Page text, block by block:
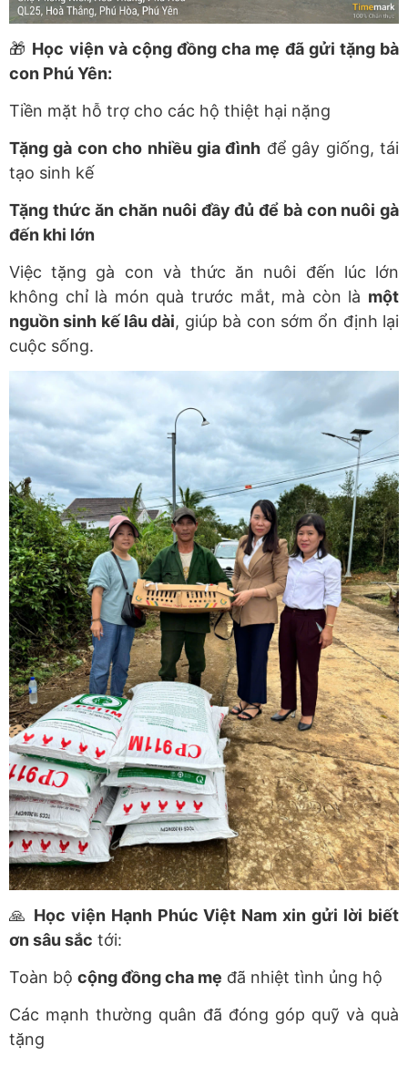
🎁 Học viện và cộng đồng cha mẹ đã gửi tặng bà
con Phú Yên:
Tiền mặt hỗ trợ cho các hộ thiệt hại nặng
Tặng gà con cho nhiều gia đình để gây giống, tái
tạo sinh kế
Tặng thức ăn chăn nuôi đầy đủ để bà con nuôi gà
đến khi lớn
Việc tặng gà con và thức ăn nuôi đến lúc lớn
không chỉ là món quà trước mắt, mà còn là một
nguồn sinh kế lâu dài, giúp bà con sớm ổn định lại
cuộc sống.
🙏 Học viện Hạnh Phúc Việt Nam xin gửi lời biết
ơn sâu sắc tới:
Toàn bộ cộng đồng cha mẹ đã nhiệt tình ủng hộ
Các mạnh thường quân đã đóng góp quỹ và quà
tặng